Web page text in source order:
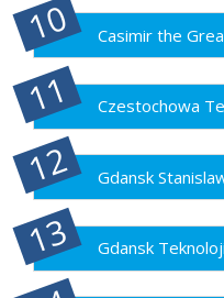
Casimir the
Czestochowa
Gdansk
Gdansk